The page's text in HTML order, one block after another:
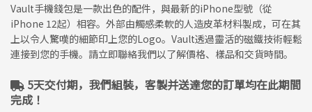
Vault手機錢包是一款出色的配件，與最新的iPhone型號（從
iPhone 12起）相容。外部由觸感柔軟的人造皮革材料製成，可在其
上以令人驚嘆的細節印上您的Logo。Vault透過靈活的磁鐵技術輕鬆
連接到您的手機。請立即聯絡我們以了解價格、樣品和交貨時間。
5天交付期，我們組裝，客製并送達您的訂單均在此期間
完成！